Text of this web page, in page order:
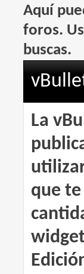
Aquí
foros.
buscas.
La
que